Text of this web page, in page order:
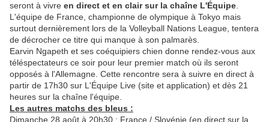
seront à vivre en direct et en clair sur la chaîne L'Équipe
L'équipe de France, championne de olympique à Tokyo mais
surtout dernièrement lors de la Volleyball Nations League, tentera
de décrocher ce titre qui manque à son palmarès.
Earvin Ngapeth et ses coéquipiers chien donne rendez-vous aux
téléspectateurs ce soir pour leur premier match où ils seront
opposés à l'Allemagne. Cette rencontre sera à suivre en direct à
partir de 17h30 sur L'Équipe Live (site et application) et dès 21
heures sur la chaîne l'équipe.
Les autres matchs des bleus :
Dimanche 28 août à 20h30 : France / Slovénie (en direct sur la